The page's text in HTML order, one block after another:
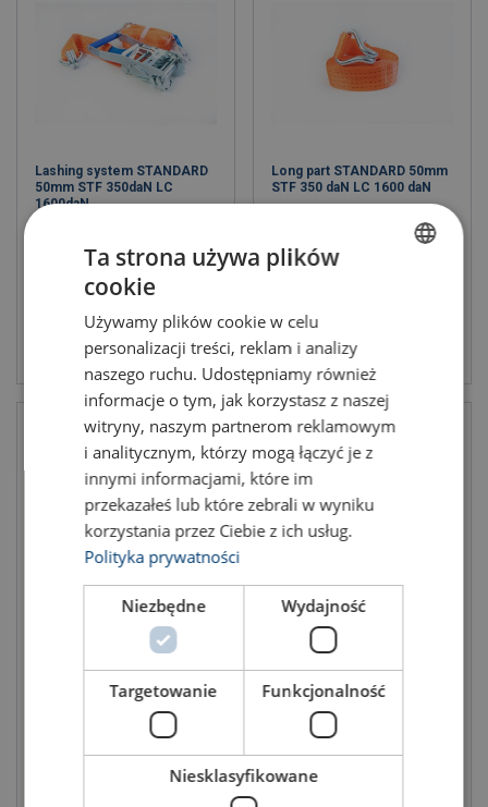
Lashing system STANDARD
50mm STF 350daN LC
1600daN
View product
Long part STANDARD 50mm
STF 350 daN LC 1600 daN
View product
Lashing system Blackline
50mm STF 350daN LC 2000
Lashing system STANDARD
50mm STF 350 daN LC 2000
ENGLISH TRANSLATION
Ta strona używa plików
cookie
Używamy plików cookie w celu
personalizacji treści, reklam i analizy
naszego ruchu. Udostępniamy również
informacje o tym, jak korzystasz z naszej
witryny, naszym partnerom reklamowym
i analitycznym, którzy mogą łączyć je z
innymi informacjami, które im
przekazałeś lub które zebrali w wyniku
korzystania przez Ciebie z ich usług.
Polityka prywatności
Niezbędne Wydajność
Targetowanie Funkcjonalność
Niesklasyfikowane